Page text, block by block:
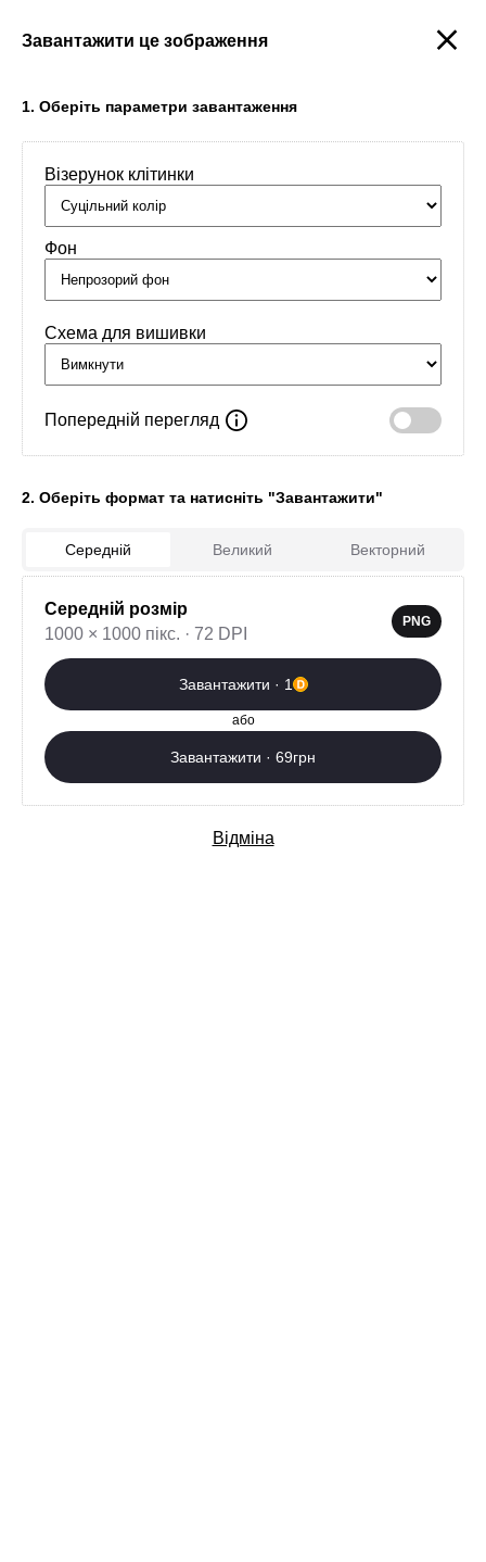
Головна / Орнаменти / Інше
0
Додаткові послуги
Завантажити це зображення
1. Оберіть параметри завантаження
Візерунок клітинки
Фон
Схема для вишивки
Попередній перегляд
2. Оберіть формат та натисніть "Завантажити"
Середній Великий Векторний
Середній розмір
1000 × 1000 пікс. · 72 DPI
PNG
Завантажити · 1
або
Завантажити · 69грн
Відміна